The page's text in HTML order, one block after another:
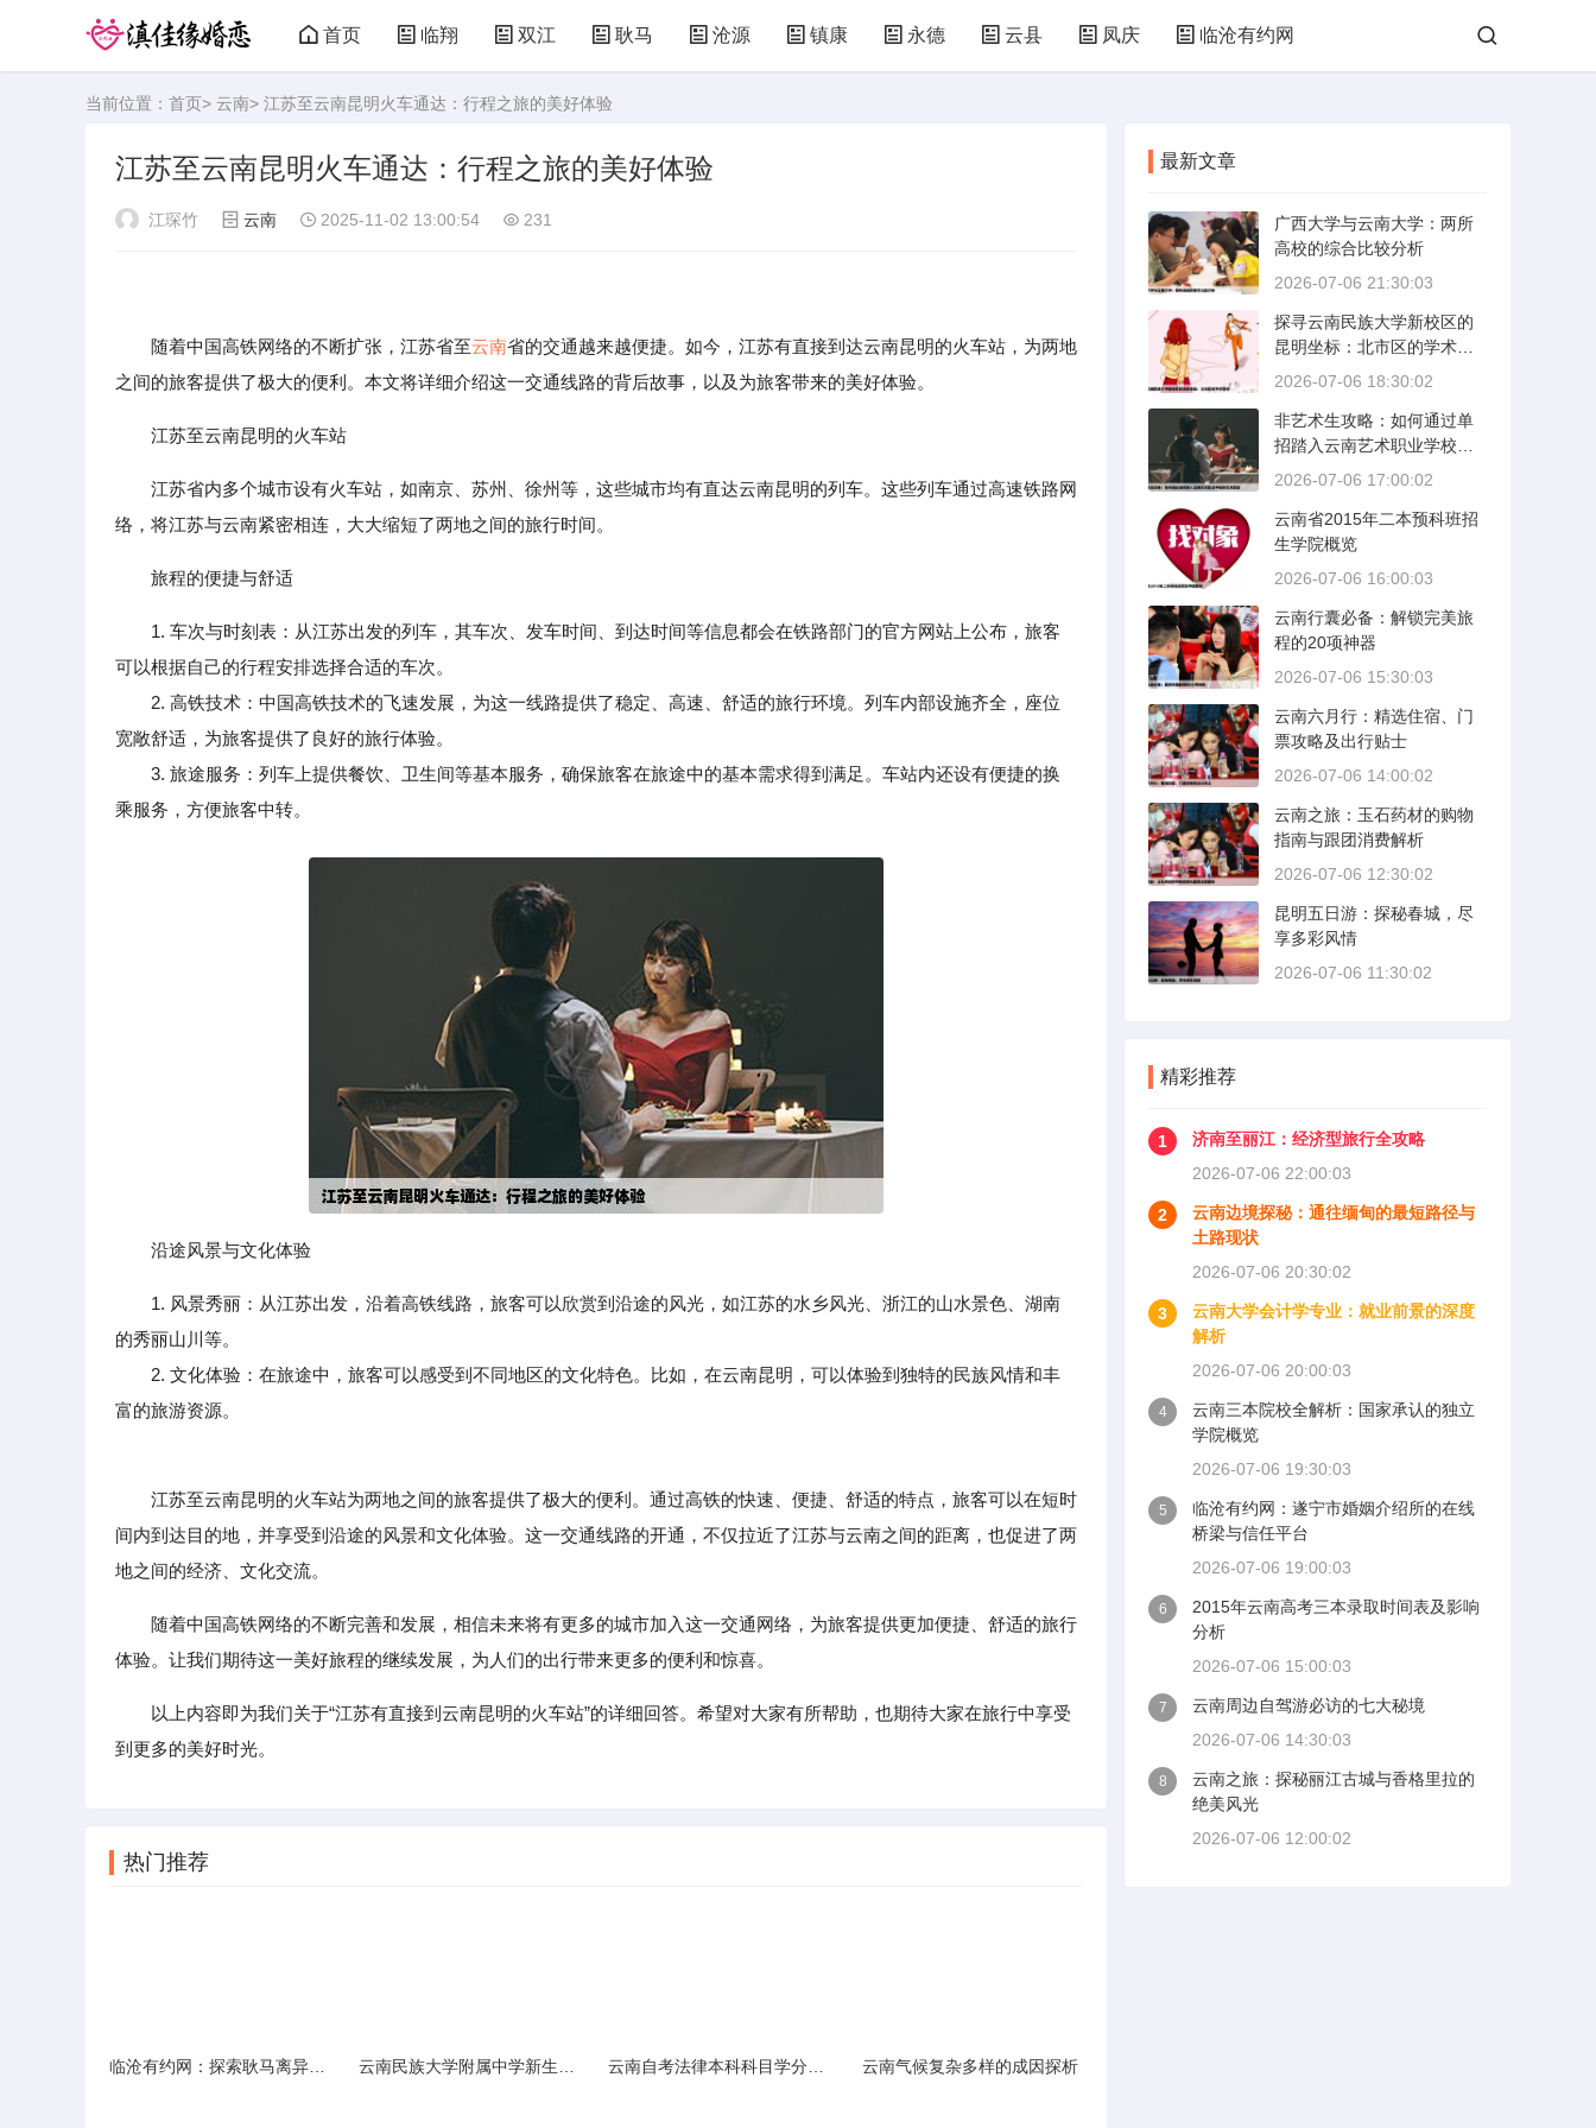
首页 临翔 双江 耿马 沧源 镇康 永德 云县 凤庆 临沧有约网
当前位置： 首页> 云南> 江苏至云南昆明火车通达：行程之旅的美好体验
江苏至云南昆明火车通达：行程之旅的美好体验
江琛竹 云南 2025-11-02 13:00:54 231
随着中国高铁网络的不断扩张，江苏省至云南省的交通越来越便捷。如今，江苏有直接到达云南昆明的火车站，为两地
之间的旅客提供了极大的便利。本文将详细介绍这一交通线路的背后故事，以及为旅客带来的美好体验。
江苏至云南昆明的火车站
江苏省内多个城市设有火车站，如南京、苏州、徐州等，这些城市均有直达云南昆明的列车。这些列车通过高速铁路网
络，将江苏与云南紧密相连，大大缩短了两地之间的旅行时间。
旅程的便捷与舒适
1. 车次与时刻表：从江苏出发的列车，其车次、发车时间、到达时间等信息都会在铁路部门的官方网站上公布，旅客
可以根据自己的行程安排选择合适的车次。
2. 高铁技术：中国高铁技术的飞速发展，为这一线路提供了稳定、高速、舒适的旅行环境。列车内部设施齐全，座位
宽敞舒适，为旅客提供了良好的旅行体验。
3. 旅途服务：列车上提供餐饮、卫生间等基本服务，确保旅客在旅途中的基本需求得到满足。车站内还设有便捷的换
乘服务，方便旅客中转。
沿途风景与文化体验
1. 风景秀丽：从江苏出发，沿着高铁线路，旅客可以欣赏到沿途的风光，如江苏的水乡风光、浙江的山水景色、湖南
的秀丽山川等。
2. 文化体验：在旅途中，旅客可以感受到不同地区的文化特色。比如，在云南昆明，可以体验到独特的民族风情和丰
富的旅游资源。
江苏至云南昆明的火车站为两地之间的旅客提供了极大的便利。通过高铁的快速、便捷、舒适的特点，旅客可以在短时
间内到达目的地，并享受到沿途的风景和文化体验。这一交通线路的开通，不仅拉近了江苏与云南之间的距离，也促进了两
地之间的经济、文化交流。
随着中国高铁网络的不断完善和发展，相信未来将有更多的城市加入这一交通网络，为旅客提供更加便捷、舒适的旅行
体验。让我们期待这一美好旅程的继续发展，为人们的出行带来更多的便利和惊喜。
以上内容即为我们关于“江苏有直接到云南昆明的火车站”的详细回答。希望对大家有所帮助，也期待大家在旅行中享受
到更多的美好时光。
热门推荐
云南气候复杂多样的成因探析
最新文章
广西大学与云南大学：两所
高校的综合比较分析
2026-07-06 21:30:03
探寻云南民族大学新校区的
昆明坐标：北市区的学术绿
洲
2026-07-06 18:30:02
非艺术生攻略：如何通过单
招踏入云南艺术职业学校的
艺术殿堂
2026-07-06 17:00:02
云南省2015年二本预科班招
生学院概览
2026-07-06 16:00:03
云南行囊必备：解锁完美旅
程的20项神器
2026-07-06 15:30:03
云南六月行：精选住宿、门
票攻略及出行贴士
2026-07-06 14:00:02
云南之旅：玉石药材的购物
指南与跟团消费解析
2026-07-06 12:30:02
昆明五日游：探秘春城，尽
享多彩风情
2026-07-06 11:30:02
精彩推荐
1
济南至丽江：经济型旅行全攻略
2026-07-06 22:00:03
2
云南边境探秘：通往缅甸的最短路径与
土路现状
2026-07-06 20:30:02
3
云南大学会计学专业：就业前景的深度
解析
2026-07-06 20:00:03
4
云南三本院校全解析：国家承认的独立
学院概览
2026-07-06 19:30:03
5
临沧有约网：遂宁市婚姻介绍所的在线
桥梁与信任平台
2026-07-06 19:00:03
6
2015年云南高考三本录取时间表及影响
分析
2026-07-06 15:00:03
7
云南周边自驾游必访的七大秘境
2026-07-06 14:30:03
8
云南之旅：探秘丽江古城与香格里拉的
绝美风光
2026-07-06 12:00:02